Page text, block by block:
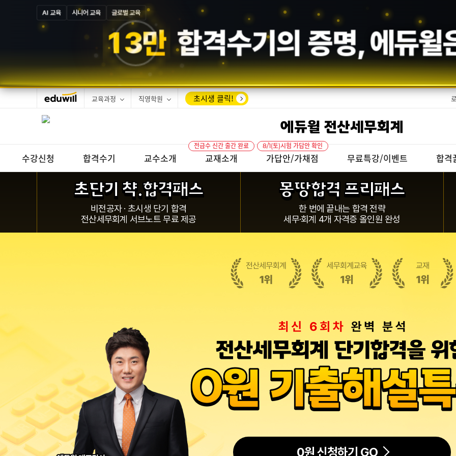
AI 교육 시니어 교육 글로벌 교육
13만 합격수기의 증명,에듀윌
교육과정 직영학원 초시생 클릭!
에듀윌 전산세무회계
수강신청 합격수기 교수소개 교재소개
전급수 신간 출간 완료
가답안/가채점
8/1(토)시험 가답안 확인
무료특강/이벤트 합격
초단기 챡.합격패스
비전공자 · 초시생 단기 합격
전산세무회계 서브노트 무료 제공
몽땅합격 프리패스
한 번에 끝내는 합격 전략
세무·회계 4개 자격증 올인원 완성
0원 신청하기 GO